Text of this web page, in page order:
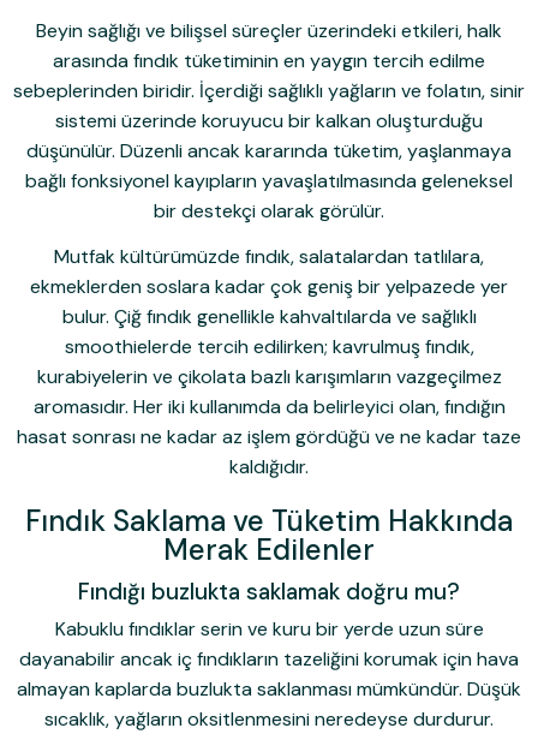
Beyin sağlığı ve bilişsel süreçler üzerindeki etkileri, halk
arasında fındık tüketiminin en yaygın tercih edilme
sebeplerinden biridir. İçerdiği sağlıklı yağların ve folatın, sinir
sistemi üzerinde koruyucu bir kalkan oluşturduğu
düşünülür. Düzenli ancak kararında tüketim, yaşlanmaya
bağlı fonksiyonel kayıpların yavaşlatılmasında geleneksel
bir destekçi olarak görülür.
Mutfak kültürümüzde fındık, salatalardan tatlılara,
ekmeklerden soslara kadar çok geniş bir yelpazede yer
bulur. Çiğ fındık genellikle kahvaltılarda ve sağlıklı
smoothielerde tercih edilirken; kavrulmuş fındık,
kurabiyelerin ve çikolata bazlı karışımların vazgeçilmez
aromasıdır. Her iki kullanımda da belirleyici olan, fındığın
hasat sonrası ne kadar az işlem gördüğü ve ne kadar taze
kaldığıdır.
Fındık Saklama ve Tüketim Hakkında
Merak Edilenler
Fındığı buzlukta saklamak doğru mu?
Kabuklu fındıklar serin ve kuru bir yerde uzun süre
dayanabilir ancak iç fındıkların tazeliğini korumak için hava
almayan kaplarda buzlukta saklanması mümkündür. Düşük
sıcaklık, yağların oksitlenmesini neredeyse durdurur.